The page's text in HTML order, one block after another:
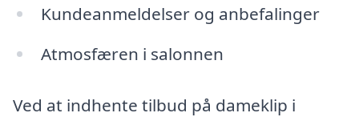
Kundeanmeldelser og anbefalinger
Atmosfæren i salonnen
Ved at indhente tilbud på dameklip i